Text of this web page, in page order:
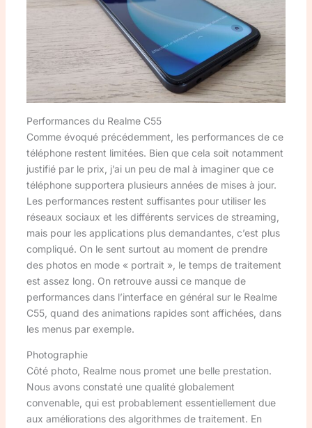
Performances du Realme C55
Comme évoqué précédemment, les performances de ce
téléphone restent limitées. Bien que cela soit notamment
justifié par le prix, j’ai un peu de mal à imaginer que ce
téléphone supportera plusieurs années de mises à jour.
Les performances restent suffisantes pour utiliser les
réseaux sociaux et les différents services de streaming,
mais pour les applications plus demandantes, c’est plus
compliqué. On le sent surtout au moment de prendre
des photos en mode « portrait », le temps de traitement
est assez long. On retrouve aussi ce manque de
performances dans l’interface en général sur le Realme
C55, quand des animations rapides sont affichées, dans
les menus par exemple.
Photographie
Côté photo, Realme nous promet une belle prestation.
Nous avons constaté une qualité globalement
convenable, qui est probablement essentiellement due
aux améliorations des algorithmes de traitement. En